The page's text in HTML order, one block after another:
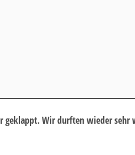
geklappt. Wir durften wieder sehr